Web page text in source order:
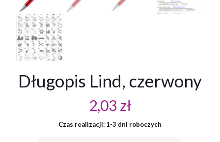
Długopis Lind, czerwony
2,03 zł
Czas realizacji: 1-3 dni roboczych